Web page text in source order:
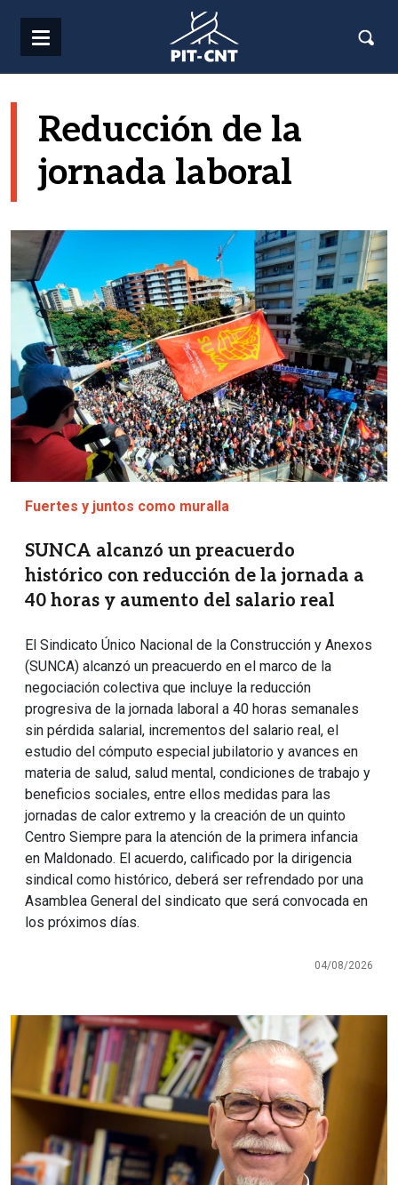
Reducción de la
jornada laboral
Imagen
Fuertes y juntos como muralla
SUNCA alcanzó un preacuerdo
histórico con reducción de la jornada a
40 horas y aumento del salario real
El Sindicato Único Nacional de la Construcción y Anexos
(SUNCA) alcanzó un preacuerdo en el marco de la
negociación colectiva que incluye la reducción
progresiva de la jornada laboral a 40 horas semanales
sin pérdida salarial, incrementos del salario real, el
estudio del cómputo especial jubilatorio y avances en
materia de salud, salud mental, condiciones de trabajo y
beneficios sociales, entre ellos medidas para las
jornadas de calor extremo y la creación de un quinto
Centro Siempre para la atención de la primera infancia
en Maldonado. El acuerdo, calificado por la dirigencia
sindical como histórico, deberá ser refrendado por una
Asamblea General del sindicato que será convocada en
los próximos días.
04/08/2026
Imagen